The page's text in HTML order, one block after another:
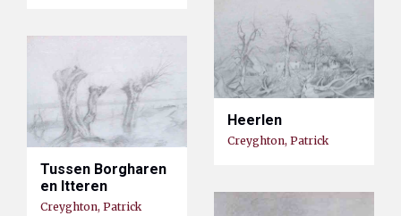
Heerlen
Creyghton, Patrick
Tussen Borgharen
en Itteren
Creyghton, Patrick